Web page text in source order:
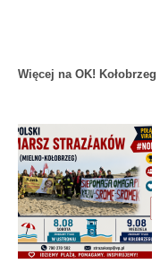
Więcej na OK! Kołobrzeg